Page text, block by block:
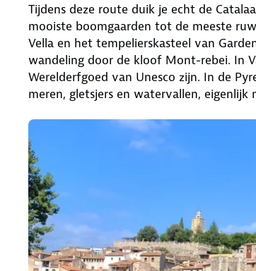
Tijdens deze route duik je echt de
mooiste boomgaarden tot de meeste
Vella en het tempelierskasteel van
wandeling door de kloof Mont-rebei. In
Werelderfgoed van Unesco zijn. In de
meren, gletsjers en watervallen, eigenlijk